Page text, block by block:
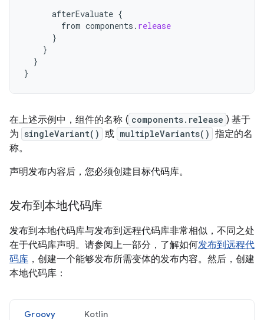
afterEvaluate {
from components . release
}
}
}
}
在上述示例中，组件的名称 ( components.release ) 基于
为 singleVariant() 或 multipleVariants() 指定的名
称。
声明发布内容后，您必须创建目标代码库。
发布到本地代码库
发布到本地代码库与发布到远程代码库非常相似，不同之处
在于代码库声明。请参阅上一部分，了解如何发布到远程代
码库 ，创建一个能够发布所需变体的发布内容。然后，创建
本地代码库：
Groovy Kotlin